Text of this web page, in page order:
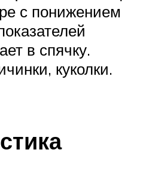
с понижением
в спячку.
куколки.